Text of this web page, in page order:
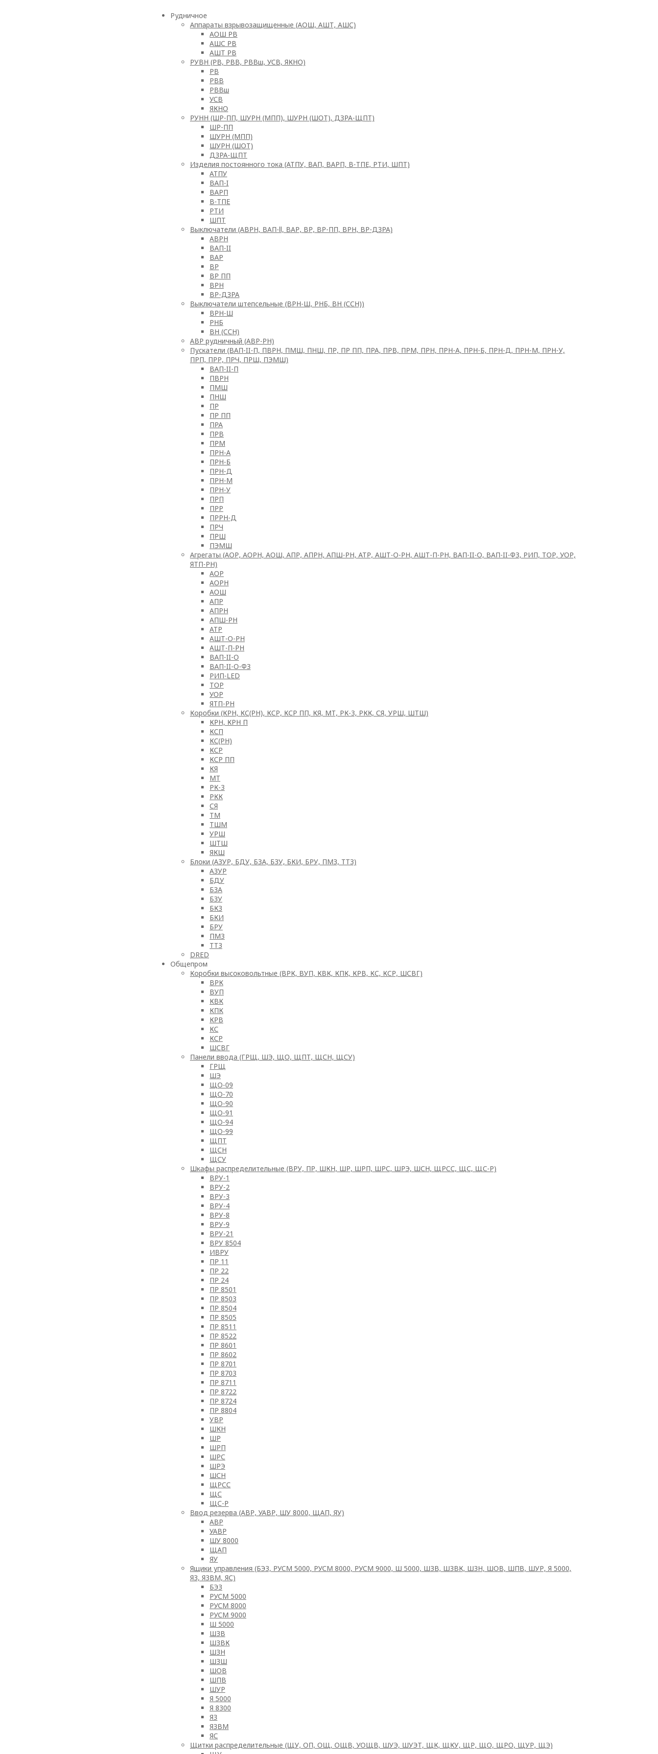
Рудничное
Аппараты взрывозащищенные (АОШ, АШТ, АШС)
АОШ РВ
АШС РВ
АШТ РВ
РУВН (РВ, РВВ, РВВш, УСВ, ЯКНО)
РВ
РВВ
РВВш
УСВ
ЯКНО
РУНН (ШР-ПП, ШУРН (МПП), ШУРН (ШОТ), ДЗРА-ЩПТ)
ШР-ПП
ШУРН (МПП)
ШУРН (ШОТ)
ДЗРА-ЩПТ
Изделия постоянного тока (АТПУ, ВАП, ВАРП, В-ТПЕ, РТИ, ШПТ)
АТПУ
ВАП-I
ВАРП
В-ТПЕ
РТИ
ШПТ
Выключатели (АВРН, ВАП-ll, ВАР, ВР, ВР-ПП, ВРН, ВР-ДЗРА)
АВРН
ВАП-II
ВАР
ВР
ВР ПП
ВРН
ВР-ДЗРА
Выключатели штепсельные (ВРН-Ш, РНБ, ВН (ССН))
ВРН-Ш
РНБ
ВН (ССН)
АВР рудничный (АВР-РН)
Пускатели (ВАП-II-П, ПВРН, ПМШ, ПНШ, ПР, ПР ПП, ПРА, ПРВ, ПРМ, ПРН, ПРН-А, ПРН-Б, ПРН-Д, ПРН-М, ПРН-У,
ПРП, ПРР, ПРЧ, ПРШ, ПЭМШ)
ВАП-II-П
ПВРН
ПМШ
ПНШ
ПР
ПР ПП
ПРА
ПРВ
ПРМ
ПРН-А
ПРН-Б
ПРН-Д
ПРН-М
ПРН-У
ПРП
ПРР
ПРРН-Д
ПРЧ
ПРШ
ПЭМШ
Агрегаты (АОР, АОРН, АОШ, АПР, АПРН, АПШ-РН, АТР, АШТ-О-РН, АШТ-П-РН, ВАП-II-О, ВАП-II-ФЗ, РИП, ТОР, УОР,
ЯТП-РН)
АОР
АОРН
АОШ
АПР
АПРН
АПШ-РН
АТР
АШТ-О-РН
АШТ-П-РН
ВАП-II-О
ВАП-II-О-ФЗ
РИП-LED
ТОР
УОР
ЯТП-РН
Коробки (КРН, КС(РН), КСР, КСР ПП, КЯ, МТ, РК-3, РКК, СЯ, УРШ, ШТШ)
КРН, КРН П
КСП
КС(РН)
КСР
КСР ПП
КЯ
МТ
РК-3
РКК
СЯ
ТМ
ТШМ
УРШ
ШТШ
ЯКШ
Блоки (АЗУР, БДУ, БЗА, БЗУ, БКИ, БРУ, ПМЗ, ТТЗ)
АЗУР
БДУ
БЗА
БЗУ
БКЗ
БКИ
БРУ
ПМЗ
ТТЗ
DRED
Общепром
Коробки высоковольтные (ВРК, ВУП, КВК, КПК, КРВ, КС, КСР, ШСВГ)
ВРК
ВУП
КВК
КПК
КРВ
КС
КСР
ШСВГ
Панели ввода (ГРЩ, ШЭ, ЩО, ЩПТ, ЩСН, ЩСУ)
ГРЩ
ШЭ
ЩО-09
ЩО-70
ЩО-90
ЩО-91
ЩО-94
ЩО-99
ЩПТ
ЩСН
ЩСУ
Шкафы распределительные (ВРУ, ПР, ШКН, ШР, ШРП, ШРС, ШРЭ, ШСН, ЩРСС, ЩС, ЩС-Р)
ВРУ-1
ВРУ-2
ВРУ-3
ВРУ-4
ВРУ-8
ВРУ-9
ВРУ-21
ВРУ 8504
ИВРУ
ПР 11
ПР 22
ПР 24
ПР 8501
ПР 8503
ПР 8504
ПР 8505
ПР 8511
ПР 8522
ПР 8601
ПР 8602
ПР 8701
ПР 8703
ПР 8711
ПР 8722
ПР 8724
ПР 8804
УВР
ШКН
ШР
ШРП
ШРС
ШРЭ
ШСН
ЩРСС
ЩС
ЩС-Р
Ввод резерва (АВР, УАВР, ШУ 8000, ЩАП, ЯУ)
АВР
УАВР
ШУ 8000
ЩАП
ЯУ
Ящики управления (БЭЗ, РУСМ 5000, РУСМ 8000, РУСМ 9000, Ш 5000, ШЗВ, ШЗВК, ШЗН, ШОВ, ШПВ, ШУР, Я 5000,
ЯЗ, ЯЗВМ, ЯС)
БЭЗ
РУСМ 5000
РУСМ 8000
РУСМ 9000
Ш 5000
ШЗВ
ШЗВК
ШЗН
ШЗШ
ШОВ
ШПВ
ШУР
Я 5000
Я 8300
ЯЗ
ЯЗВМ
ЯС
Щитки распределительные (ЩУ, ОП, ОЩ, ОЩВ, УОЩВ, ШУЭ, ШУЭТ, ЩК, ЩКУ, ЩР, ЩО, ЩРО, ЩУР, ЩЭ)